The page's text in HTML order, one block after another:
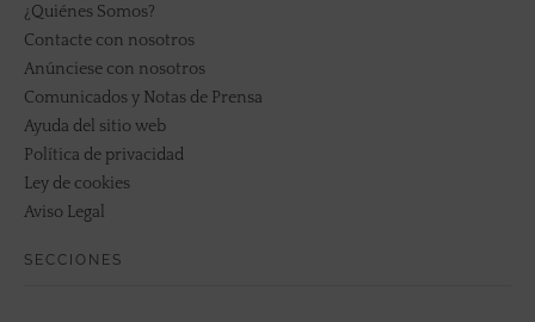
¿Quiénes Somos?
Contacte con nosotros
Anúnciese con nosotros
Comunicados y Notas de Prensa
Ayuda del sitio web
Política de privacidad
Ley de cookies
Aviso Legal
SECCIONES